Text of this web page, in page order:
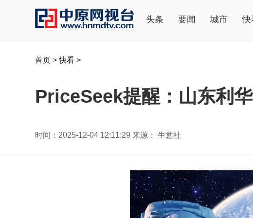
头条 要闻 城市 快
首页 >快看 >
PriceSeek提醒：山东利
时间：2025-12-04 12:11:29 来源： 生意社